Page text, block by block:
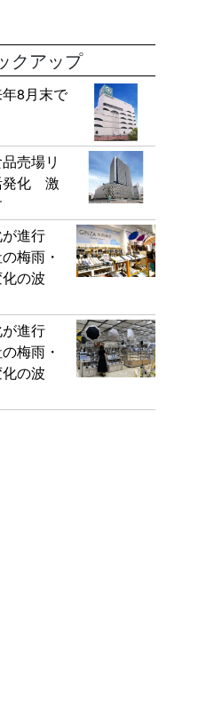
クアップ
8月末で
売場リ
発化 激
進行
梅雨・
の波
進行
梅雨・
の波